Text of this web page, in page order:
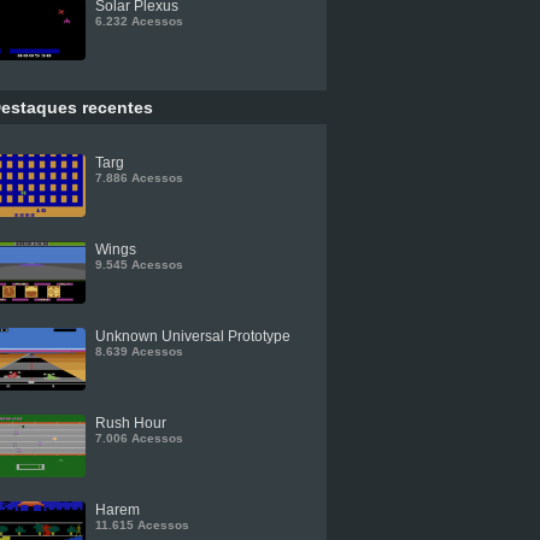
Solar Plexus
6.232 Acessos
recentes
Targ
7.886 Acessos
Wings
9.545 Acessos
Unknown Universal Prototype
8.639 Acessos
Rush Hour
7.006 Acessos
Harem
11.615 Acessos